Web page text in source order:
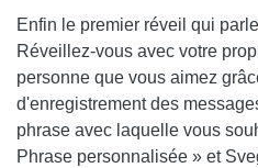
Enfin le premier réveil qui
Réveillez-vous avec votre
personne que vous aimez
d'enregistrement des
phrase avec laquelle vous
Phrase personnalisée » et